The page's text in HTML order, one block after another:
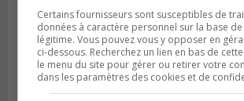
Certains fournisseurs sont susceptibles de
données à caractère personnel sur la base
légitime. Vous pouvez vous y opposer en
ci-dessous. Recherchez un lien en bas de
le menu du site pour gérer ou retirer votre
dans les paramètres des cookies et de